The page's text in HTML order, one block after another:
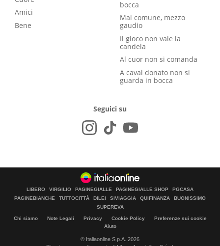
Amici
Bene
bocca
Mal comune, mezzo
gaudio
Il gioco non vale la
candela
Al cuor non si comanda
A caval donato non si
guarda in bocca
Seguici su
LIBERO VIRGILIO PAGINEGIALLE PAGINEGIALLE SHOP
PGCASA
PAGINEBIANCHE
TUTTOCITTÀ DILEI SIVIAGGIA QUIFINANZA
BUONISSIMO
SUPEREVA
Chi siamo Note Legali Privacy Cookie Policy
Preferenze sui cookie
Aiuto
© Italiaonline S.p.A. 2026